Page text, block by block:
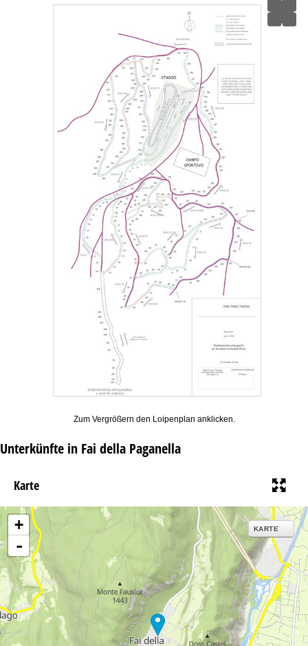
Zum Vergrößern den Loipenplan anklicken.
Unterkünfte in Fai della Paganella
Karte
+
-
KARTE